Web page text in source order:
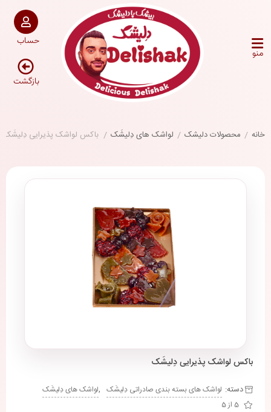
منو
حساب
بازگشت
خانه / محصولات دلیشک / لواشک های دِلیشَک / باکس لواشک پذیرایی دِلیشَک
باکس لواشک پذیرایی دِلیشَک
دسته: لواشک های بسته بندی صادراتی دِلیشَک ,لواشک های دِلیشَک
5 از 5